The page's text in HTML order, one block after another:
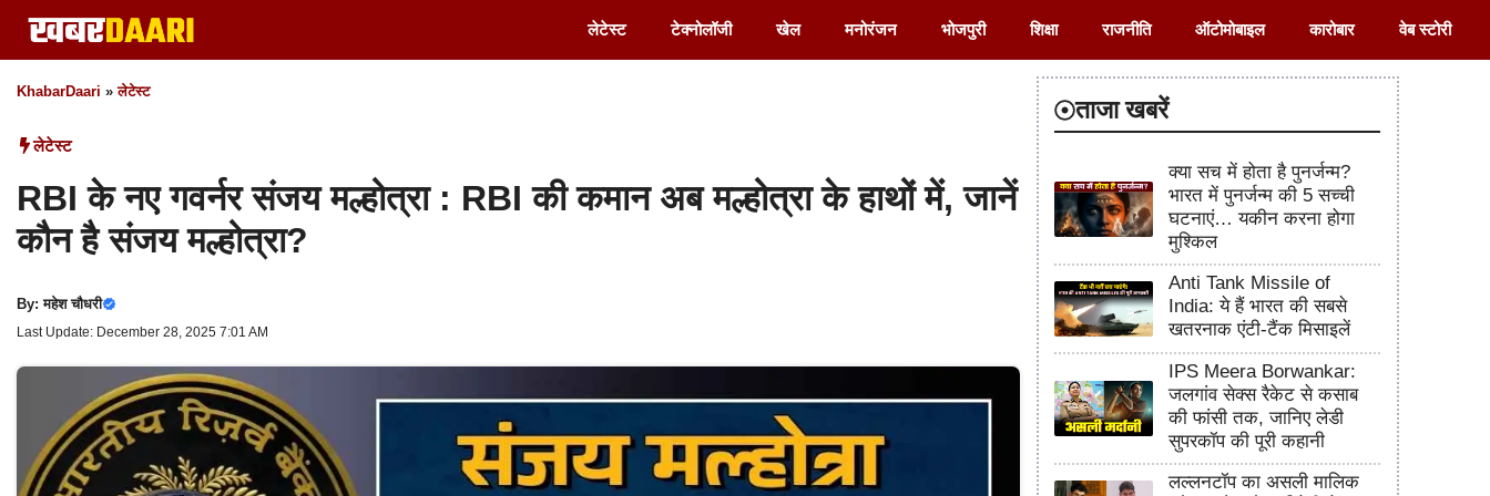
Skip
to
content
लेटेस्ट टेक्नोलॉजी खेल मनोरंजन भोजपुरी शिक्षा राजनीति ऑटोमोबाइल कारोबार वेब स्टोरी
KhabarDaari »लेटेस्ट
लेटेस्ट
RBI के नए गवर्नर संजय मल्होत्रा : RBI की कमान अब मल्होत्रा के हाथों में, जानें
कौन है संजय मल्होत्रा?
By:महेश चौधरी
Last Update: December 28, 2025 7:01 AM
ताजा खबरें
क्या सच में होता है पुनर्जन्म?
भारत में पुनर्जन्म की 5 सच्ची
घटनाएं… यकीन करना होगा
मुश्किल
Anti Tank Missile of
India: ये हैं भारत की सबसे
खतरनाक एंटी-टैंक मिसाइलें
IPS Meera Borwankar:
जलगांव सेक्स रैकेट से कसाब
की फांसी तक, जानिए लेडी
सुपरकॉप की पूरी कहानी
लल्लनटॉप का असली मालिक